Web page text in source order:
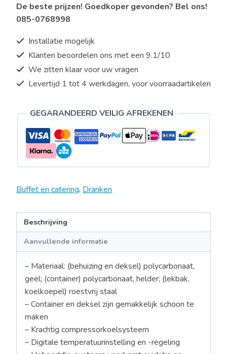
Dispenser
Model
2G
aantal
De beste prijzen! Goedkoper gevonden? Bel ons!
085-0768998
Installatie mogelijk
Klanten beoordelen ons met een 9.1/10
We zitten klaar voor uw vragen
Levertijd 1 tot 4 werkdagen, voor voorraadartikelen
GEGARANDEERD VEILIG AFREKENEN
Buffet en catering, Dranken
Beschrijving
Aanvullende informatie
– Materiaal: (behuizing en deksel) polycarbonaat,
geel; (container) polycarbonaat, helder; (lekbak,
koelkoepel) roestvrij staal
– Container en deksel zijn gemakkelijk schoon te
maken
– Krachtig compressorkoelsysteem
– Digitale temperatuurinstelling en -regeling